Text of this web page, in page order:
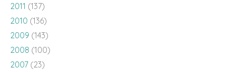
2011 (137)
2010 (136)
2009 (143)
2008 (100)
2007 (23)